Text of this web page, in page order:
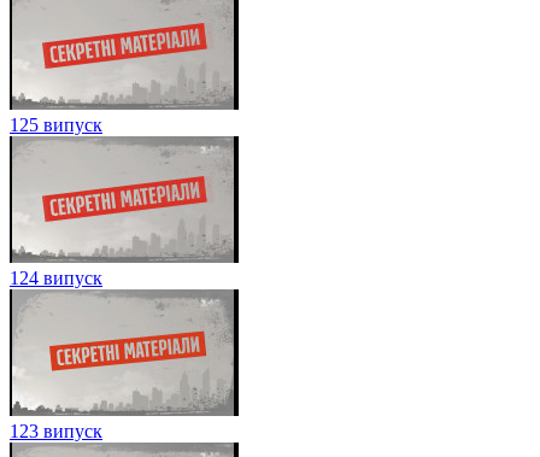
125 випуск
124 випуск
123 випуск